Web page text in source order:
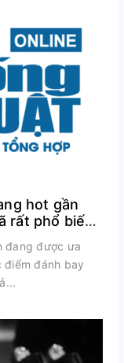
hot gần
rất phổ biến
đang được ưa
điểm đánh bay